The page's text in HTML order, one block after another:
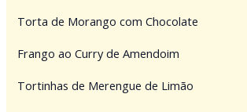
Torta de Morango com Chocolate
Frango ao Curry de Amendoim
Tortinhas de Merengue de Limão